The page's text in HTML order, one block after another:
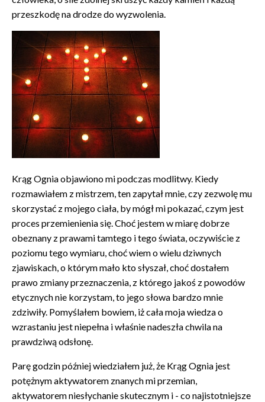
przeszkodę na drodze do wyzwolenia.
Krąg Ognia objawiono mi podczas modlitwy. Kiedy
rozmawiałem z mistrzem, ten zapytał mnie, czy zezwolę mu
skorzystać z mojego ciała, by mógł mi pokazać, czym jest
proces przemienienia się. Choć jestem w miarę dobrze
obeznany z prawami tamtego i tego świata, oczywiście z
poziomu tego wymiaru, choć wiem o wielu dziwnych
zjawiskach, o którym mało kto słyszał, choć dostałem
prawo zmiany przeznaczenia, z którego jakoś z powodów
etycznych nie korzystam, to jego słowa bardzo mnie
zdziwiły. Pomyślałem bowiem, iż cała moja wiedza o
wzrastaniu jest niepełna i właśnie nadeszła chwila na
prawdziwą odsłonę.
Parę godzin później wiedziałem już, że Krąg Ognia jest
potężnym aktywatorem znanych mi przemian,
aktywatorem niesłychanie skutecznym i - co najistotniejsze